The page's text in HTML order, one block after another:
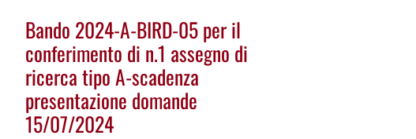
Bando 2024-A-BIRD-05 per il
conferimento di n.1 assegno di
ricerca tipo A-scadenza
presentazione domande
15/07/2024